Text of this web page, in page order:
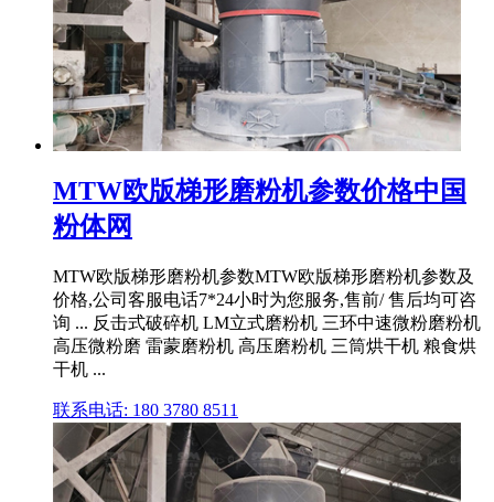
MTW欧版梯形磨粉机参数价格中国
粉体网
MTW欧版梯形磨粉机参数MTW欧版梯形磨粉机参数及
价格,公司客服电话7*24小时为您服务,售前/ 售后均可咨
询 ... 反击式破碎机 LM立式磨粉机 三环中速微粉磨粉机
高压微粉磨 雷蒙磨粉机 高压磨粉机 三筒烘干机 粮食烘
干机 ...
联系电话: 180 3780 8511